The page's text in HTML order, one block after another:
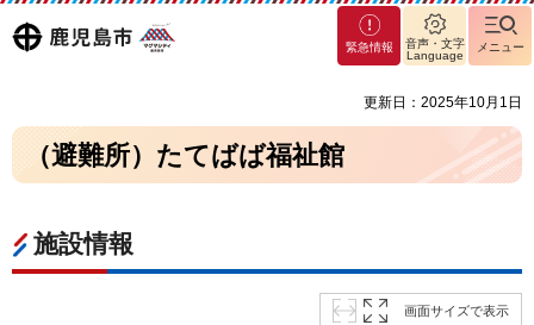
鹿児島
マグ
マシ
緊急情報
音声・文字
Language
メニュー
更新日：2025年10月1日
（避難所）たてばば福祉館
施設情報
画面サイズで表示